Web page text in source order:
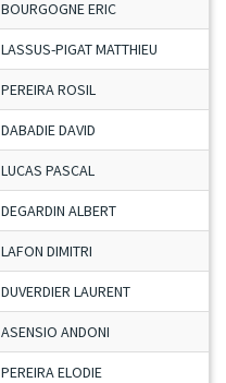
BOURGOGNE ERIC
LASSUS-PIGAT MATTHIEU
PEREIRA ROSIL
DABADIE DAVID
LUCAS PASCAL
DEGARDIN ALBERT
LAFON DIMITRI
DUVERDIER LAURENT
ASENSIO ANDONI
PEREIRA ELODIE